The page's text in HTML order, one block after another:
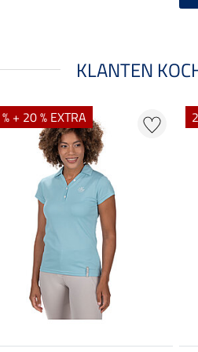
KLANTEN
+ 20 % EXTRA